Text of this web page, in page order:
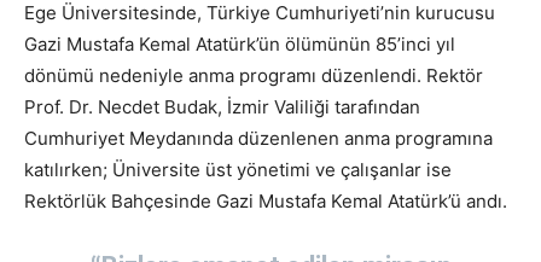
Ege Üniversitesinde, Türkiye Cumhuriyeti’nin kurucusu
Gazi Mustafa Kemal Atatürk’ün ölümünün 85’inci yıl
dönümü nedeniyle anma programı düzenlendi. Rektör
Prof. Dr. Necdet Budak, İzmir Valiliği tarafından
Cumhuriyet Meydanında düzenlenen anma programına
katılırken; Üniversite üst yönetimi ve çalışanlar ise
Rektörlük Bahçesinde Gazi Mustafa Kemal Atatürk’ü andı.